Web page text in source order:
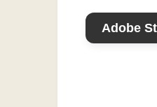
Adobe